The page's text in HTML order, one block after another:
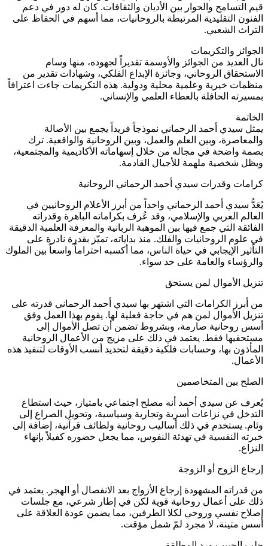
قيم التسامح والحوار بين الأديان والثقافات. كان له دور في دعم
الفنون التقليدية المرتبطة بالروحانيات، مما أسهم في الحفاظ على
التراث الشعبي.
الجوائز والتكريمات
نال العديد من الجوائز والأوسمة تقديراً لجهوده، منها وسام
الاستحقاق الروحاني، وجائزة الإبداع الفلكي، وشهادات تقدير من
منظمات خيرية وعلمية محلية ودولية. هذه التكريمات جاءت اعترافاً
بمسيرته الحافلة بالعطاء العلمي والإنساني.
الخاتمة
يمثل سيدي أحمد الرحماني نموذجاً فريداً يجمع بين الأصالة
والمعاصرة، وبين العلم والعمل، وبين الروحانية والواقعية. ترك
بصمة واضحة في مجاله من خلال إسهاماته الأكاديمية والمجتمعية،
ويظل شخصية ملهمة للأجيال القادمة.
كرامات وقدرات سيدي أحمد الرحماني الروحانية
يُعَدُّ سيدي أحمد الرحماني واحداً من أبرز الأعلام الروحانيين في
العالم العربي والإسلامي، وقد عُرف بكراماته الباهرة وقدراته
الفائقة التي جمع فيها بين الموهبة الربانية والمعرفة العلمية الدقيقة
في علوم الروحانيات والفلك. منذ بداياته، تميّز بقدرة نادرة على
التأثير الإيجابي في حياة الناس، مما أكسبه احتراماً واسعاً بين الملوك
والرؤساء والعامة على حد سواء.
تنزيل الأموال لمن يستحق
من أبرز الكرامات التي اشتهر بها سيدي أحمد الرحماني قدرته على
تنزيل الأموال لمن هم في حاجة فعلية لها. يقوم بهذا العمل وفق
أسس روحانية صارمة، وبشروط تضمن أن تصل الأموال إلى
مستحقيها فقط. يعتمد في ذلك على مزيج من الأعمال الروحانية
المأذون بها، وحسابات فلكية دقيقة لتحديد أنسب الأوقات لتنفيذ هذه
الأعمال.
الصلح بين المتخاصمين
يُعرف عن سيدي أحمد أنه مصلح اجتماعي بامتياز، حيث استطاع
التدخل في نزاعات أسرية وتجارية وسياسية، وتحويل الصراع إلى
وئام. يستخدم في ذلك أساليب روحانية ولطائف قرآنية، إضافة إلى
خبرته النفسية في تهدئة النفوس، مما يجعل حضوره كفيلاً بإنهاء
النزاع.
إرجاع الزوج أو الزوجة
من قدراته المشهودة إرجاع الأزواج بعد الانفصال أو الهجر. يعتمد في
ذلك على أعمال روحانية قوية لكن في إطار شرعي، مع جلسات
إصلاح نفسي وروحي لكلا الطرفين، مما يضمن عودة العلاقة على
أسس متينة، لا مجرد لمّ شمل مؤقت.